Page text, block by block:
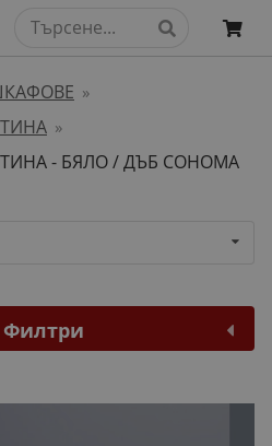
»
»
- БЯЛО / ДЪБ СОНОМА
Филтри